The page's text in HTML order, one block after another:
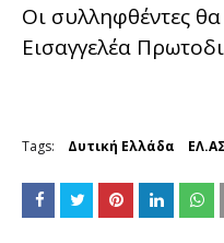
Οι συλληφθέντες
Εισαγγελέα
Tags: Δυτική Ελλάδα ΕΛ.ΑΣ